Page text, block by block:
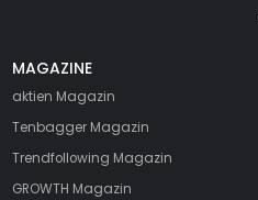
MAGAZINE
aktien Magazin
Tenbagger Magazin
Trendfollowing Magazin
GROWTH Magazin